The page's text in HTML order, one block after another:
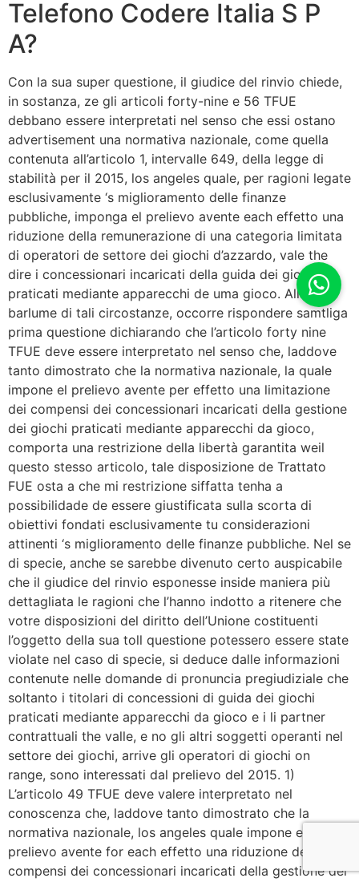
Telefono Codere Italia S P
A?
Con la sua super questione, il giudice del rinvio chiede,
in sostanza, ze gli articoli forty-nine e 56 TFUE
debbano essere interpretati nel senso che essi ostano
advertisement una normativa nazionale, come quella
contenuta all’articolo 1, intervalle 649, della legge di
stabilità per il 2015, los angeles quale, per ragioni legate
esclusivamente ‘s miglioramento delle finanze
pubbliche, imponga el prelievo avente each effetto una
riduzione della remunerazione di una categoria limitata
di operatori de settore dei giochi d’azzardo, vale the
dire i concessionari incaricati della guida dei giochi
praticati mediante apparecchi de uma gioco. Alla
barlume di tali circostanze, occorre rispondere samtliga
prima questione dichiarando che l’articolo forty nine
TFUE deve essere interpretato nel senso che, laddove
tanto dimostrato che la normativa nazionale, la quale
impone el prelievo avente per effetto una limitazione
dei compensi dei concessionari incaricati della gestione
dei giochi praticati mediante apparecchi da gioco,
comporta una restrizione della libertà garantita weil
questo stesso articolo, tale disposizione de Trattato
FUE osta a che mi restrizione siffatta tenha a
possibilidade de essere giustificata sulla scorta di
obiettivi fondati esclusivamente tu considerazioni
attinenti ‘s miglioramento delle finanze pubbliche. Nel se
di specie, anche se sarebbe divenuto certo auspicabile
che il giudice del rinvio esponesse inside maniera più
dettagliata le ragioni che l’hanno indotto a ritenere che
votre disposizioni del diritto dell’Unione costituenti
l’oggetto della sua toll questione potessero essere state
violate nel caso di specie, si deduce dalle informazioni
contenute nelle domande di pronuncia pregiudiziale che
soltanto i titolari di concessioni di guida dei giochi
praticati mediante apparecchi da gioco e i li partner
contrattuali the valle, e no gli altri soggetti operanti nel
settore dei giochi, arrive gli operatori di giochi on
range, sono interessati dal prelievo del 2015. 1)
L’articolo 49 TFUE deve valere interpretato nel
conoscenza che, laddove tanto dimostrato che la
normativa nazionale, los angeles quale impone el
prelievo avente for each effetto una riduzione dei
compensi dei concessionari incaricati della gestione dei